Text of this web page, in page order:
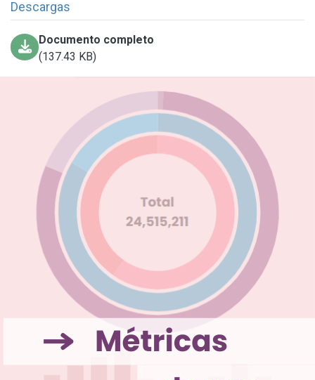
Descargas
Documento completo
(137.43 KB)